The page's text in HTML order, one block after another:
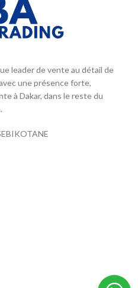
leader de vente au détail de
une présence forte,
à Dakar, dans le reste du